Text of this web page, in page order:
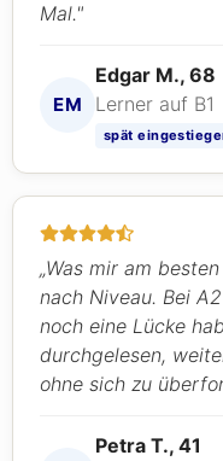
Mal."
EM
Edgar M., 68
Lerner auf B1
spät
„Was mir am
nach Niveau. Bei
noch eine Lücke
durchgelesen,
ohne sich zu
Petra T., 41